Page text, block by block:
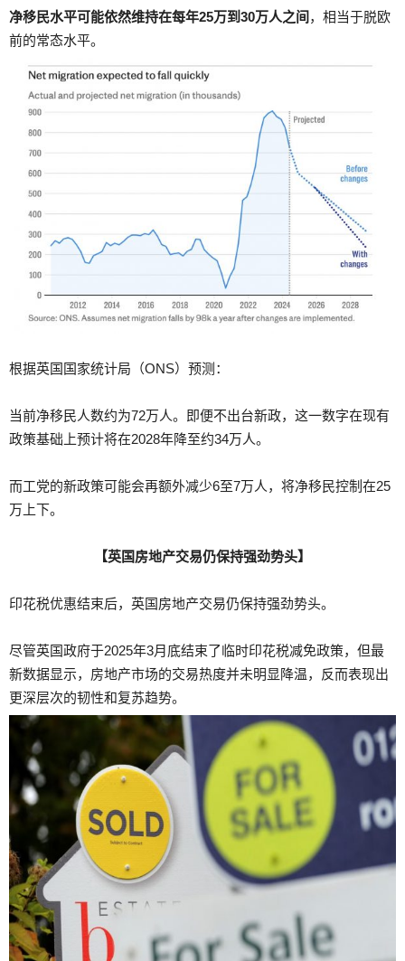
净移民水平可能依然维持在每年25万到30万人之间 ，相当于脱欧
前的常态水平。
根据英国国家统计局（ONS）预测：
当前净移民人数约为72万人。即便不出台新政，这一数字在现有
政策基础上预计将在2028年降至约34万人。
而工党的新政策可能会再额外减少6至7万人，将净移民控制在25
万上下。
【英国房地产交易仍保持强劲势头】
印花税优惠结束后，英国房地产交易仍保持强劲势头。
尽管英国政府于2025年3月底结束了临时印花税减免政策，但最
新数据显示，房地产市场的交易热度并未明显降温，反而表现出
更深层次的韧性和复苏趋势。